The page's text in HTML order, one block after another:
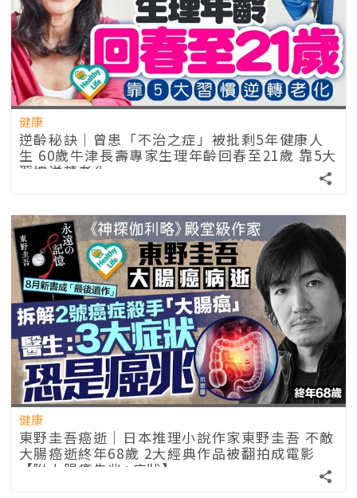
健康
逆齡秘訣｜曾患「不治之症」被批剩5年健康人
生 60歲牛津長壽專家生理年齡回春至21歲 靠5大
習慣逆轉老化
健康
東野圭吾癌逝｜日本推理小說作家東野圭吾 不敵
大腸癌逝終年68歲 2大經典作品被翻拍成電影
【附大腸癌先兆+症狀】